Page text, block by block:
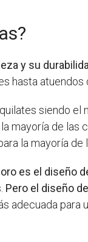
y su
hasta
siendo el
mayoría de las
la mayoría
es el diseño
Pero el diseño
adecuada